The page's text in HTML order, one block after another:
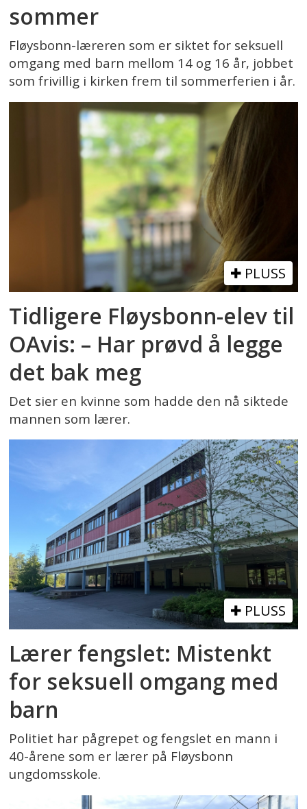
sommer
Fløysbonn-læreren som er siktet for seksuell
omgang med barn mellom 14 og 16 år, jobbet
som frivillig i kirken frem til sommerferien i år.
PLUSS
Tidligere Fløysbonn-elev til
OAvis: – Har prøvd å legge
det bak meg
Det sier en kvinne som hadde den nå siktede
mannen som lærer.
PLUSS
Lærer fengslet: Mistenkt
for seksuell omgang med
barn
Politiet har pågrepet og fengslet en mann i
40-årene som er lærer på Fløysbonn
ungdomsskole.